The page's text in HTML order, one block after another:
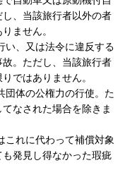
、当該旅行者以外の者
ません。
い、又は法令に違反する
。ただし、当該旅行者
ではありません。
団体の公権力の行使。た
なされた場合を除きま
これに代わって補償対象
発見し得なかった瑕疵